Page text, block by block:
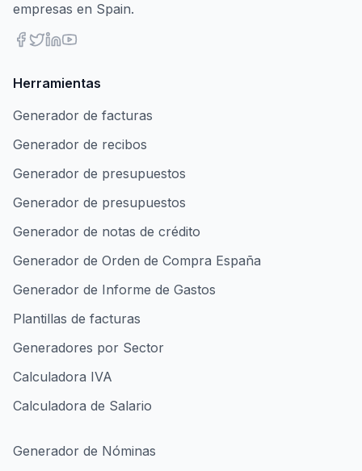
empresas en Spain.
Herramientas
Generador de facturas
Generador de recibos
Generador de presupuestos
Generador de presupuestos
Generador de notas de crédito
Generador de Orden de Compra España
Generador de Informe de Gastos
Plantillas de facturas
Generadores por Sector
Calculadora IVA
Calculadora de Salario
Generador de Nóminas